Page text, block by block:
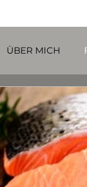
ÜBER MICH